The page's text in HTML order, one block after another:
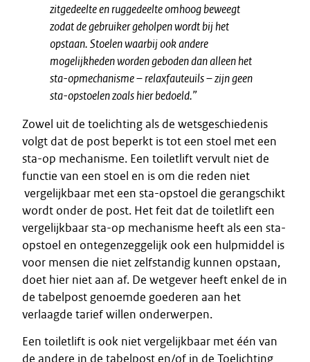
zitgedeelte en ruggedeelte omhoog beweegt
zodat de gebruiker geholpen wordt bij het
opstaan. Stoelen waarbij ook andere
mogelijkheden worden geboden dan alleen het
sta-opmechanisme – relaxfauteuils – zijn geen
sta-opstoelen zoals hier bedoeld.”
Zowel uit de toelichting als de wetsgeschiedenis
volgt dat de post beperkt is tot een stoel met een
sta-op mechanisme. Een toiletlift vervult niet de
functie van een stoel en is om die reden niet
vergelijkbaar met een sta-opstoel die gerangschikt
wordt onder de post. Het feit dat de toiletlift een
vergelijkbaar sta-op mechanisme heeft als een sta-
opstoel en ontegenzeggelijk ook een hulpmiddel is
voor mensen die niet zelfstandig kunnen opstaan,
doet hier niet aan af. De wetgever heeft enkel de in
de tabelpost genoemde goederen aan het
verlaagde tarief willen onderwerpen.
Een toiletlift is ook niet vergelijkbaar met één van
de andere in de tabelpost en/of in de Toelichting